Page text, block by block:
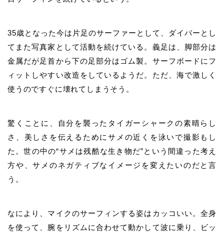
35歳となった今は片足のサーファーとして、ダイバーとし
てまた写真家として活動を続けている。義足は、脚部分は
金属だが足首から下の足部分はゴム製。サーフボードにフ
ィットしやすい改造をしているようだ。ただ、海で激しく
使うのですぐに壊れてしまうそう。
驚くことに、自分を襲ったタイガーシャークの素晴らし
さ、美しさを伝えるためにサメの近くを泳いで撮影もし
た。世の中の“サメは残酷な生き物だ”という間違った考え
方や、サメのネガティブなイメージを変えたいのだと言
う。
なにより、マイクのサーフィンする姿はカッコいい。全身
を使って、腕をリズムに合わせて動かして波に乗り、ビッ